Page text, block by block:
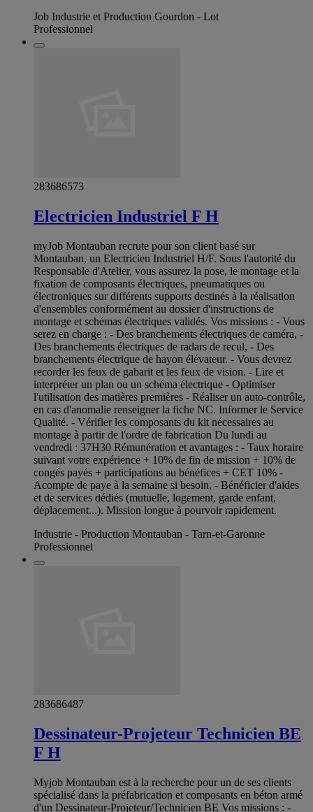
Job Industrie et Production Gourdon - Lot
Professionnel
283686573
Electricien Industriel F H
myJob Montauban recrute pour son client basé sur
Montauban, un Electricien Industriel H/F. Sous l'autorité du
Responsable d'Atelier, vous assurez la pose, le montage et la
fixation de composants électriques, pneumatiques ou
électroniques sur différents supports destinés à la réalisation
d'ensembles conformément au dossier d'instructions de
montage et schémas électriques validés. Vos missions : - Vous
serez en charge : - Des branchements électriques de caméra, -
Des branchements électriques de radars de recul, - Des
branchements électrique de hayon élévateur. - Vous devrez
recorder les feux de gabarit et les feux de vision. - Lire et
interpréter un plan ou un schéma électrique - Optimiser
l'utilisation des matières premières - Réaliser un auto-contrôle,
en cas d'anomalie renseigner la fiche NC. Informer le Service
Qualité. - Vérifier les composants du kit nécessaires au
montage à partir de l'ordre de fabrication Du lundi au
vendredi : 37H30 Rémunération et avantages : - Taux horaire
suivant votre expérience + 10% de fin de mission + 10% de
congés payés + participations au bénéfices + CET 10% -
Acompte de paye à la semaine si besoin, - Bénéficier d'aides
et de services dédiés (mutuelle, logement, garde enfant,
déplacement...). Mission longue à pourvoir rapidement.
Industrie - Production Montauban - Tarn-et-Garonne
Professionnel
283686487
Dessinateur-Projeteur Technicien BE
F H
Myjob Montauban est à la recherche pour un de ses clients
spécialisé dans la préfabrication et composants en béton armé
d'un Dessinateur-Projeteur/Technicien BE Vos missions : -